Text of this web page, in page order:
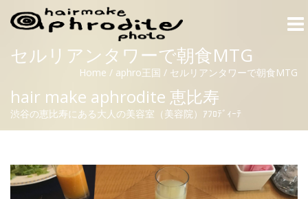
hair make aphrodite 恵比寿
渋谷の恵比寿にある大人の美容室（美容院）ｱﾌﾛﾃﾞｨｰﾃ
セルリアンタワーで朝食MTG
Home / aphro王国 / セルリアンタワーで朝食MTG